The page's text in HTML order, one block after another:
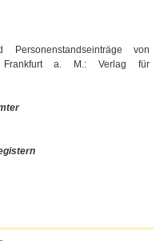
Personenstandseinträge von
Frankfurt a. M.: Verlag für